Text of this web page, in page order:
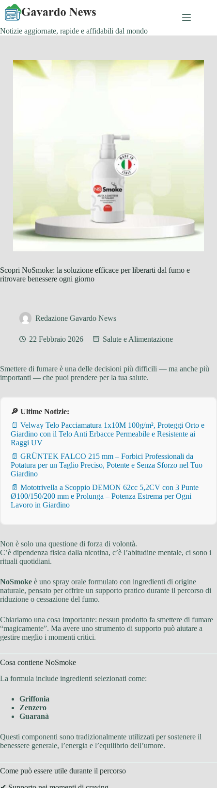
Salta
contenuto
Notizie aggiornate, rapide e affidabili dal mondo
Scopri NoSmoke: la soluzione efficace per liberarti dal fumo e
ritrovare benessere ogni giorno
Redazione Gavardo News
22 Febbraio 2026 Salute e Alimentazione
Smettere di fumare è una delle decisioni più difficili — ma anche più
importanti — che puoi prendere per la tua salute.
🔎 Ultime Notizie:
📄 Velway Telo Pacciamatura 1x10M 100g/m², Proteggi Orto e
Giardino con il Telo Anti Erbacce Permeabile e Resistente ai
Raggi UV
📄 GRÜNTEK FALCO 215 mm – Forbici Professionali da
Potatura per un Taglio Preciso, Potente e Senza Sforzo nel Tuo
Giardino
📄 Mototrivella a Scoppio DEMON 62cc 5,2CV con 3 Punte
Ø100/150/200 mm e Prolunga – Potenza Estrema per Ogni
Lavoro in Giardino
Non è solo una questione di forza di volontà.
C’è dipendenza fisica dalla nicotina, c’è l’abitudine mentale, ci sono i
rituali quotidiani.
NoSmoke è uno spray orale formulato con ingredienti di origine
naturale, pensato per offrire un supporto pratico durante il percorso di
riduzione o cessazione del fumo.
Chiariamo una cosa importante: nessun prodotto fa smettere di fumare
“magicamente”. Ma avere uno strumento di supporto può aiutare a
gestire meglio i momenti critici.
Cosa contiene NoSmoke
La formula include ingredienti selezionati come:
Griffonia
Zenzero
Guaranà
Questi componenti sono tradizionalmente utilizzati per sostenere il
benessere generale, l’energia e l’equilibrio dell’umore.
Come può essere utile durante il percorso